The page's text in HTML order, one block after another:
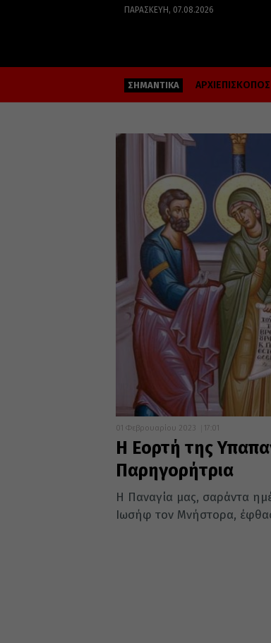
ΠΑΡΑΣΚΕΥΉ, 07.08.2026
ΣΗΜΑΝΤΙΚΑ
01 Φεβρουαρίου 2023 17:01
Η Εορτή της
Παρηγορήτρια
Η Παναγία μας, σαράντα
Ιωσήφ τον Μνήστορα,